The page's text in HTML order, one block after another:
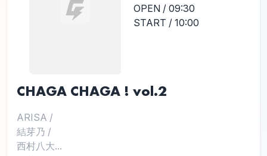
OPEN / 09:30
START / 10:00
CHAGA CHAGA ! vol.2
ARISA /
結芽乃 /
西村八大...